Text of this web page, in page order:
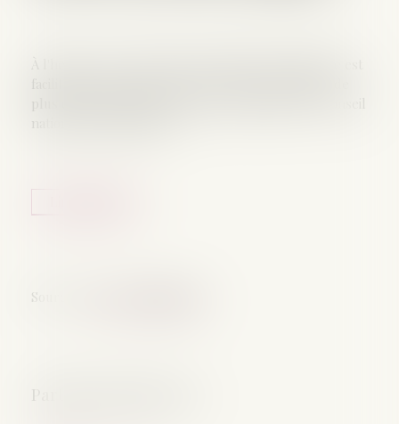
Source :
facilitée par les réseaux sociaux et par la pratique de